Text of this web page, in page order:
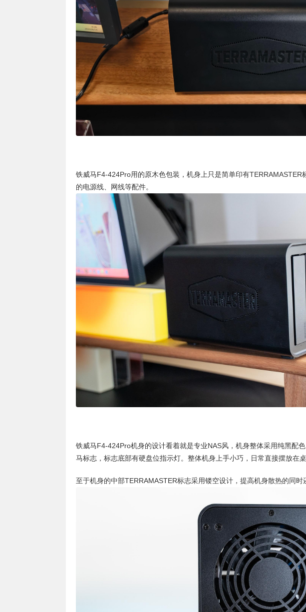
铁威马F4-424Pro用的原木色包装，机身上只是简单印有
的电源线、网线等配件。
铁威马F4-424Pro机身的设计看着就是专业NAS风，机身整体采用纯黑配
马标志，标志底部有硬盘位指示灯。整体机身上手小巧，日常直接摆放在
至于机身的中部TERRAMASTER标志采用镂空设计，提高机身散热的同时